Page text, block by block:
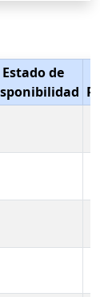
Estado de